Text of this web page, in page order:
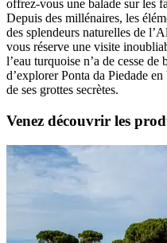
offrez-vous une balade sur les
Depuis des millénaires, les
des splendeurs naturelles de
vous réserve une visite
l’eau turquoise n’a de cesse
d’explorer Ponta da Piedade
de ses grottes secrètes.
Venez découvrir les